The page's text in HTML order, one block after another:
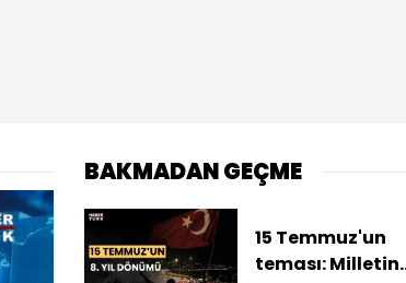
BAKMADAN GEÇME
15 Temmuz'un
teması: Milletin